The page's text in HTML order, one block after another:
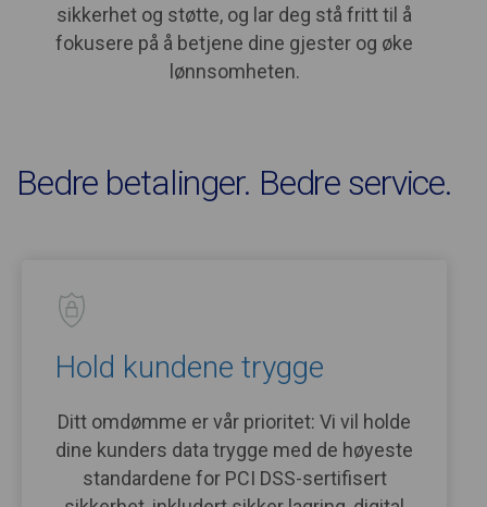
sikkerhet og støtte, og lar deg stå fritt til å
fokusere på å betjene dine gjester og øke
lønnsomheten.
Bedre betalinger. Bedre service.
Hold kundene trygge
Ditt omdømme er vår prioritet: Vi vil holde
dine kunders data trygge med de høyeste
standardene for PCI DSS-sertifisert